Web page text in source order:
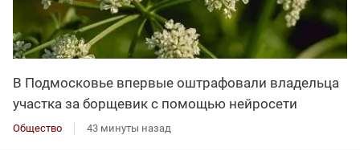
В Подмосковье впервые оштрафовали владельца
участка за борщевик с помощью нейросети
Общество 43 минуты назад